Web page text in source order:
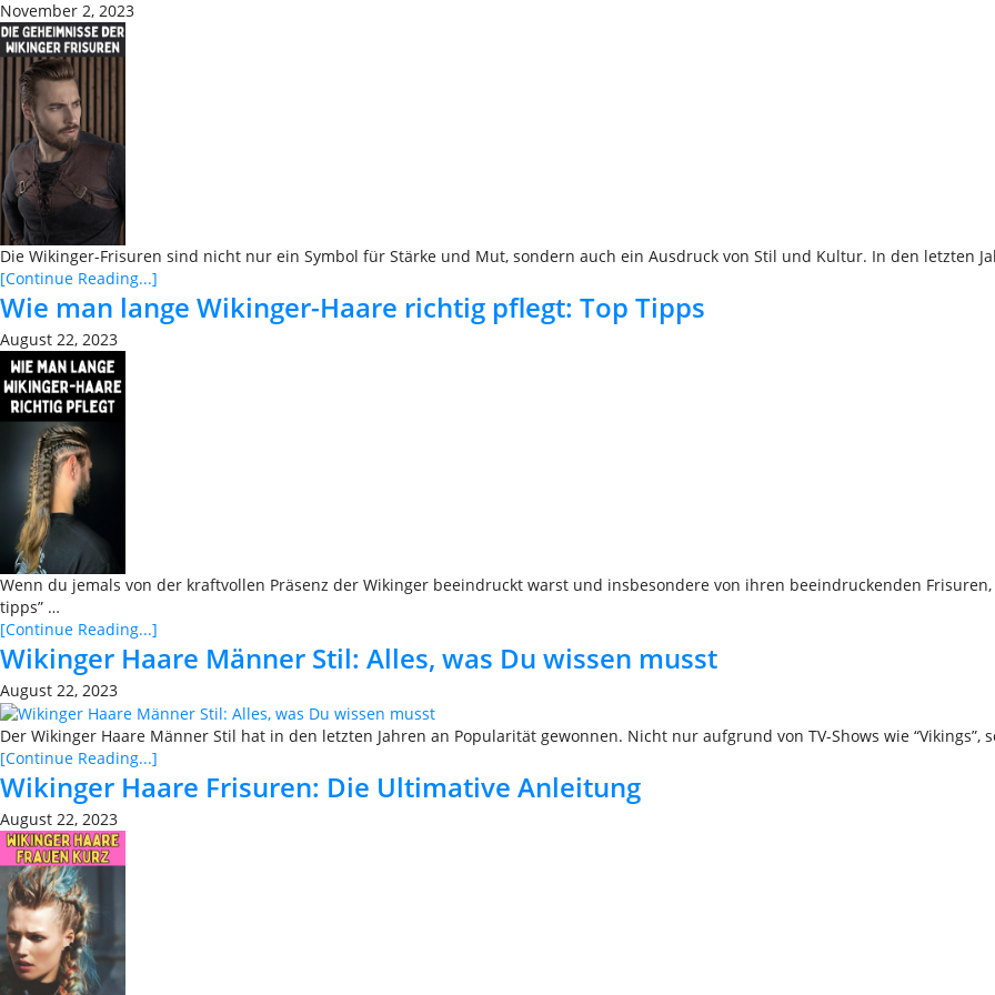
November 2, 2023
Die Wikinger-Frisuren sind nicht nur ein Symbol für Stärke und Mut, sondern auch ein Ausdruck von Stil und Kultur. In den letzten
[Continue Reading...]
Wie man lange Wikinger-Haare richtig pflegt: Top Tipps
August 22, 2023
Wenn du jemals von der kraftvollen Präsenz der Wikinger beeindruckt warst und insbesondere von ihren beeindruckenden
tipps” …
[Continue Reading...]
Wikinger Haare Männer Stil: Alles, was Du wissen musst
August 22, 2023
Der Wikinger Haare Männer Stil hat in den letzten Jahren an Popularität gewonnen. Nicht nur aufgrund von TV-Shows wie
[Continue Reading...]
Wikinger Haare Frisuren: Die Ultimative Anleitung
August 22, 2023